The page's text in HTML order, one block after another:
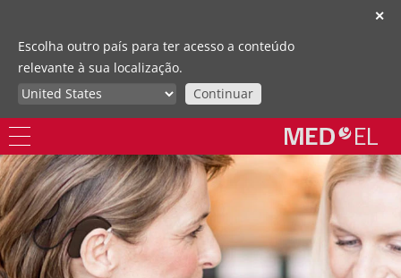
✕
Escolha outro país para ter acesso a conteúdo
relevante à sua localização.
Continuar